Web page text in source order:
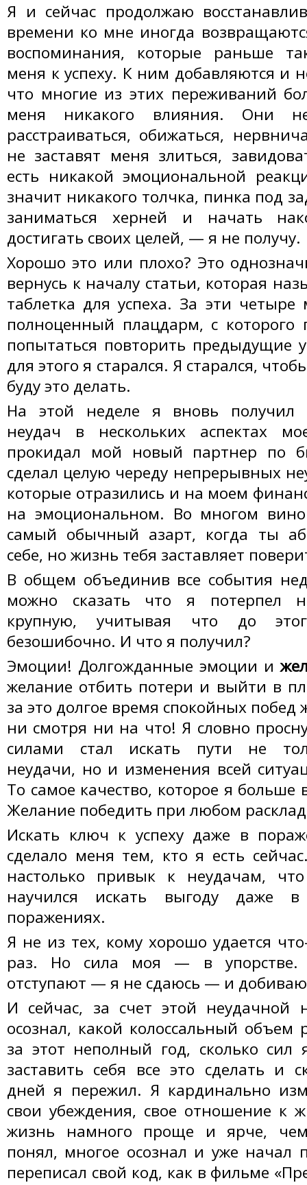
Я и сейчас продолжаю
времени ко мне иногда
воспоминания, которые раньше
меня к успеху. К ним добавляются и
что многие из этих переживаний
меня никакого влияния. Они
расстраиваться, обижаться,
не заставят меня злиться,
есть никакой эмоциональной
значит никакого толчка, пинка под
заниматься херней и начать
достигать своих целей, — я не получу.
Хорошо это или плохо? Это
вернусь к началу статьи, которая
таблетка для успеха. За эти четыре
полноценный плацдарм, с
попытаться повторить предыдущие
для этого я старался. Я старался,
буду это делать.
На этой неделе я вновь получил
неудач в нескольких аспектах
прокидал мой новый партнер по
сделал целую череду непрерывных
которые отразились и на моем
на эмоциональном. Во многом
самый обычный азарт, когда ты
себе, но жизнь тебя заставляет
В общем объединив все события
можно сказать что я потерпел
крупную, учитывая что до
безошибочно. И что я получил?
Эмоции! Долгожданные эмоции и
желание отбить потери и выйти в
за это долгое время спокойных побед
ни смотря ни на что! Я словно
силами стал искать пути не
неудачи, но и изменения всей
То самое качество, которое я больше
Желание победить при любом
Искать ключ к успеху даже в
сделало меня тем, кто я есть
настолько привык к неудачам,
научился искать выгоду даже
поражениях.
Я не из тех, кому хорошо удается
раз. Но сила моя — в упорстве.
отступают — я не сдаюсь — и
И сейчас, за счет этой неудачной
осознал, какой колоссальный объем
за этот неполный год, сколько сил
заставить себя все это сделать и
дней я пережил. Я кардинально
свои убеждения, свое отношение к
жизнь намного проще и ярче,
понял, многое осознал и уже начал
переписал свой код, как в фильме